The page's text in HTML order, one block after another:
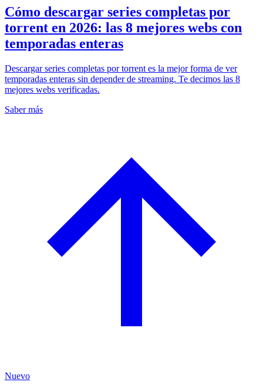
Cómo descargar series completas por
torrent en 2026: las 8 mejores webs con
temporadas enteras
Descargar series completas por torrent es la mejor forma de ver
temporadas enteras sin depender de streaming. Te decimos las 8
mejores webs verificadas.
Saber más
Nuevo